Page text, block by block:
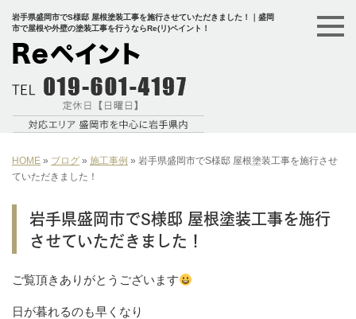
岩手県盛岡市でS様邸 屋根塗装工事を施行させていただきました！｜盛岡
市で屋根や外壁の塗装工事を行うならRe(リ)ペイント！
HOME » ブログ » 施工事例 » 岩手県盛岡市でS様邸 屋根塗装工事を施行させ
ていただきました！
岩手県盛岡市でS様邸 屋根塗装工事を施行
させていただきました！
ご覧頂きありがとうございます
日が暮れるのも早くなり